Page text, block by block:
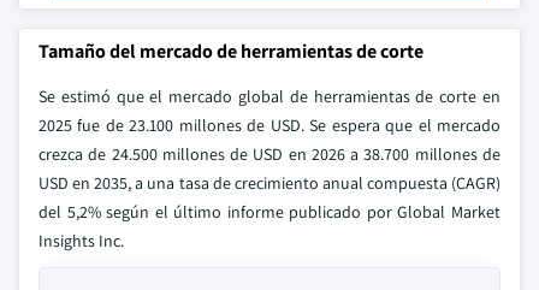
Tamaño del mercado de herramientas de corte
Se estimó que el mercado global de herramientas de corte en
2025 fue de 23.100 millones de USD. Se espera que el mercado
crezca de 24.500 millones de USD en 2026 a 38.700 millones de
USD en 2035, a una tasa de crecimiento anual compuesta (CAGR)
del 5,2% según el último informe publicado por Global Market
Insights Inc.